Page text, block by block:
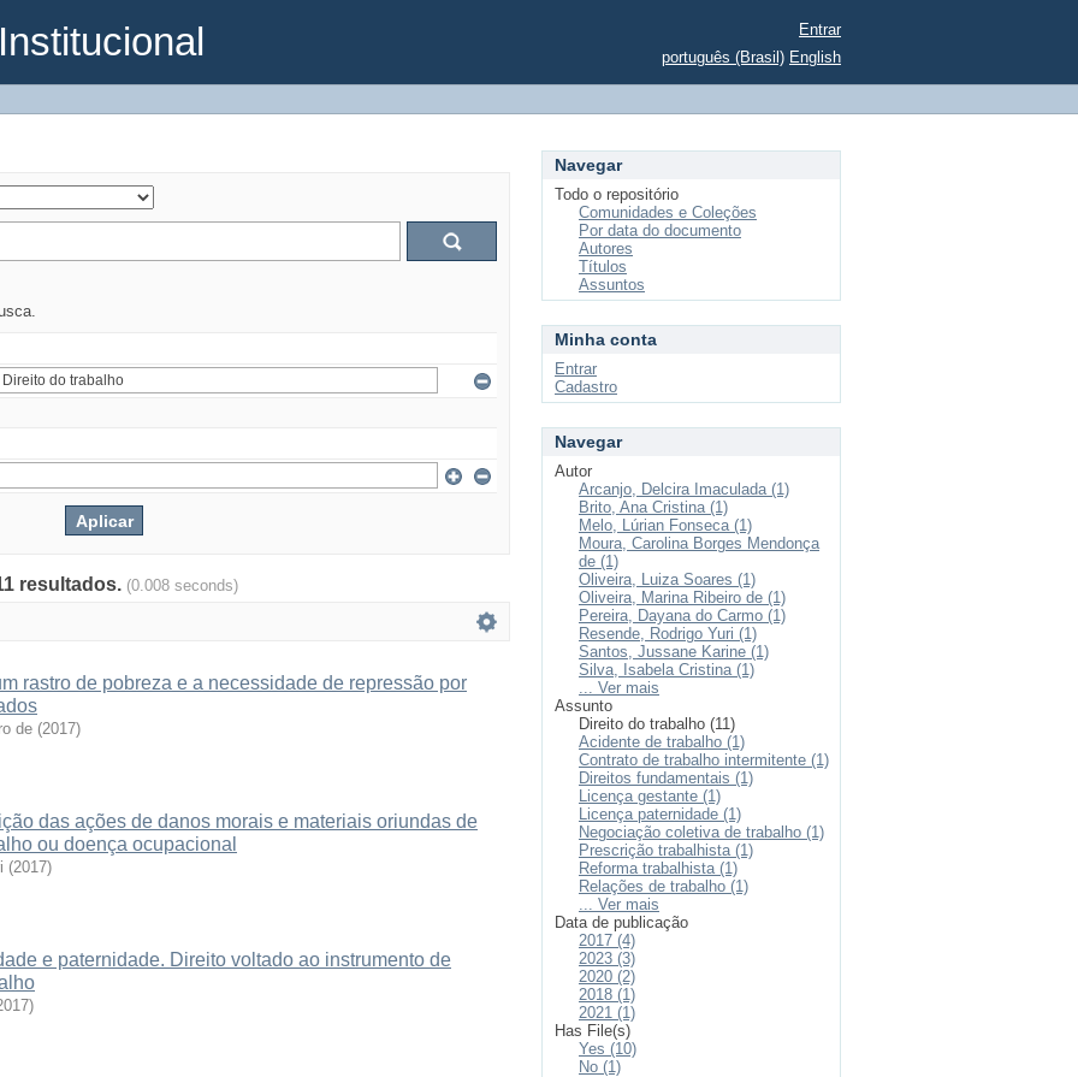
Entrar
português (Brasil) English
resultados. (0.008 seconds)
rastro de pobreza e a necessidade de repressão por
de (2017)
das ações de danos morais e materiais oriundas de
ou doença ocupacional
(2017)
e paternidade. Direito voltado ao instrumento de
)
Navegar
Todo o repositório
Comunidades e Coleções
Por data do documento
Autores
Títulos
Assuntos
Minha conta
Entrar
Cadastro
Navegar
Autor
Arcanjo, Delcira Imaculada (1)
Brito, Ana Cristina (1)
Melo, Lúrian Fonseca (1)
Moura, Carolina Borges Mendonça
de (1)
Oliveira, Luiza Soares (1)
Oliveira, Marina Ribeiro de (1)
Pereira, Dayana do Carmo (1)
Resende, Rodrigo Yuri (1)
Santos, Jussane Karine (1)
Silva, Isabela Cristina (1)
... Ver mais
Assunto
Direito do trabalho (11)
Acidente de trabalho (1)
Contrato de trabalho intermitente (1)
Direitos fundamentais (1)
Licença gestante (1)
Licença paternidade (1)
Negociação coletiva de trabalho (1)
Prescrição trabalhista (1)
Reforma trabalhista (1)
Relações de trabalho (1)
... Ver mais
Data de publicação
2017 (4)
2023 (3)
2020 (2)
2018 (1)
2021 (1)
Has File(s)
Yes (10)
No (1)